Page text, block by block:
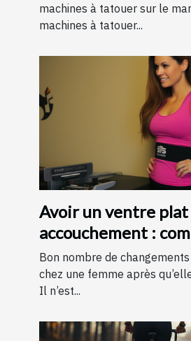
machines à tatouer sur le
machines à tatouer...
Avoir un ventre plat
accouchement :
parvenir ?
Bon nombre de
chez une femme après
Il n’est...